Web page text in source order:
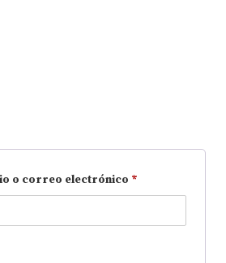
o correo electrónico *